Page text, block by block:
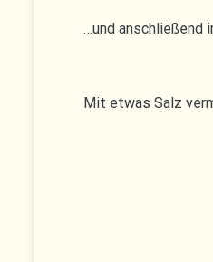
…und anschließend
Mit etwas Salz